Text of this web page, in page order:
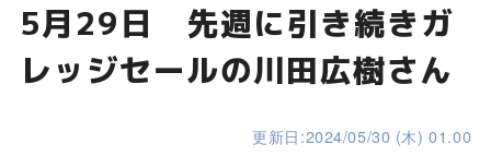
5月29日 先週に引き続きガ
レッジセールの川田広樹さん
更新日:2024/05/30 (木) 01.00